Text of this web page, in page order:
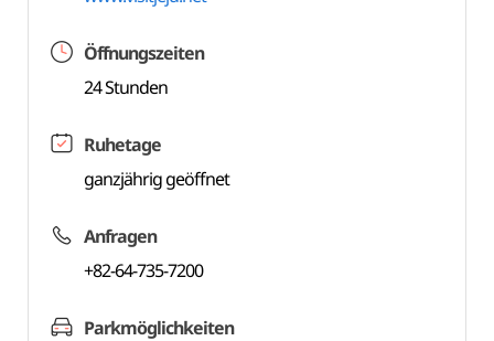
Öffnungszeiten
24 Stunden
Ruhetage
ganzjährig geöffnet
Anfragen
+82-64-735-7200
Parkmöglichkeiten